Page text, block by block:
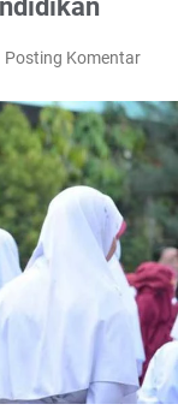
Posting Komentar